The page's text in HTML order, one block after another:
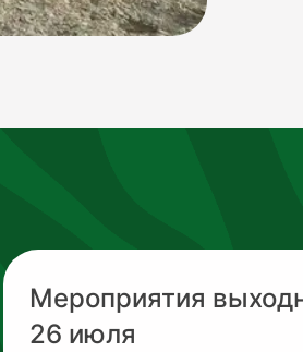
Мероприятия
26 июля